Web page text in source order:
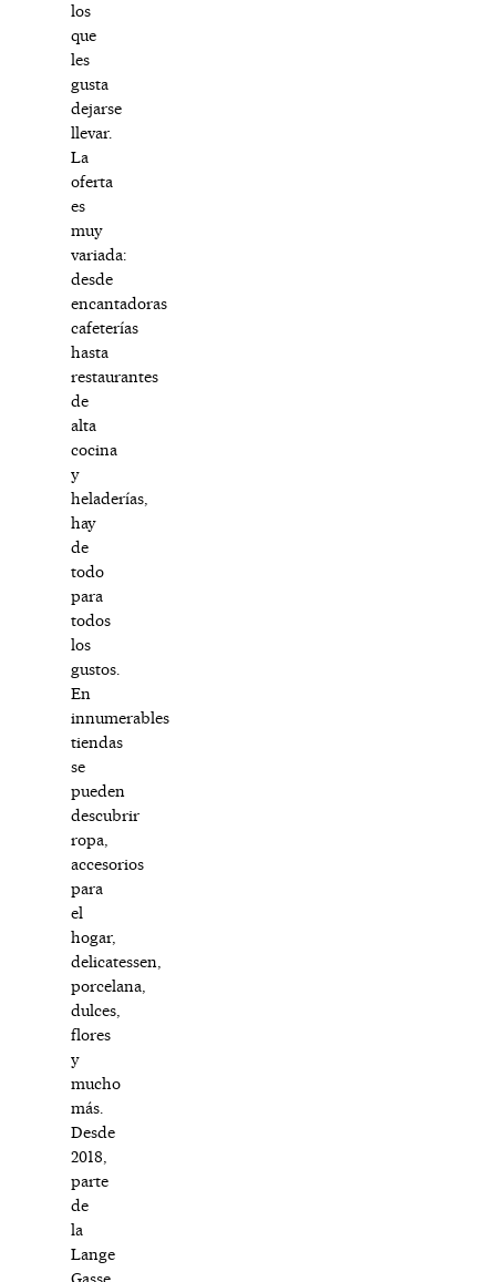
los
que
les
gusta
dejarse
llevar.
La
oferta
es
muy
variada:
desde
encantadoras
cafeterías
hasta
restaurantes
de
alta
cocina
y
heladerías,
hay
de
todo
para
todos
los
gustos.
En
innumerables
tiendas
se
pueden
descubrir
ropa,
accesorios
para
el
hogar,
delicatessen,
porcelana,
dulces,
flores
y
mucho
más.
Desde
2018,
parte
de
la
Lange
Gasse